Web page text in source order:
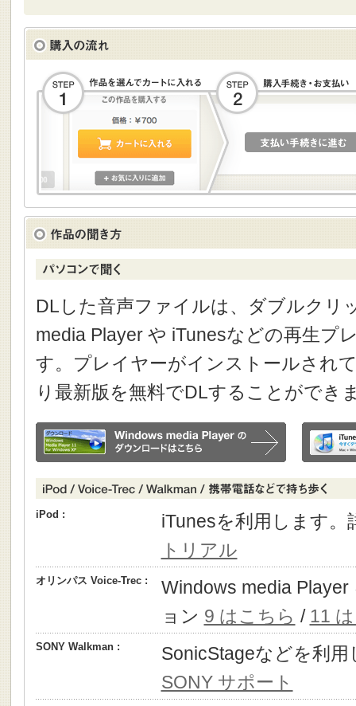
DLした音声ファイルは、ダブルクリ
media Player や iTunesなどの再生プ
す。プレイヤーがインストールされ
り最新版を無料でDLすることができ
iPod :
iTunesを利用します
トリアル
オリンパス Voice-Trec :
Windows media
ョン 9 はこちら / 11
SONY Walkman :
SonicStageなどを利
SONY サポート